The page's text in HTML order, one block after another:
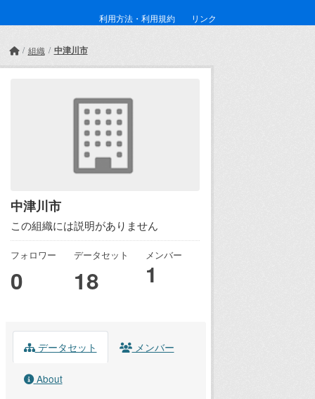
利用方法・利用規約 リンク
組織 中津川市
中津川市
この組織には説明がありません
フォロワー
0
データセット
18
メンバー
1
データセット メンバー
About